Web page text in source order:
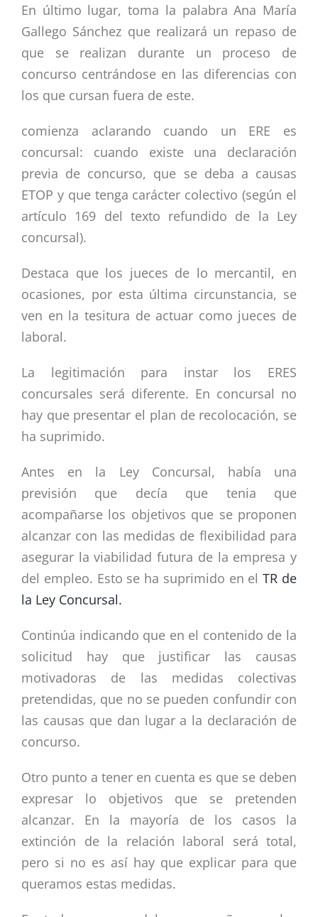
En último lugar, toma la palabra Ana María
Gallego Sánchez que realizará un repaso de
que se realizan durante un proceso de
concurso centrándose en las diferencias con
los que cursan fuera de este.
comienza aclarando cuando un ERE es
concursal: cuando existe una declaración
previa de concurso, que se deba a causas
ETOP y que tenga carácter colectivo (según el
artículo 169 del texto refundido de la Ley
concursal).
Destaca que los jueces de lo mercantil, en
ocasiones, por esta última circunstancia, se
ven en la tesitura de actuar como jueces de
laboral.
La legitimación para instar los ERES
concursales será diferente. En concursal no
hay que presentar el plan de recolocación, se
ha suprimido.
Antes en la Ley Concursal, había una
previsión que decía que tenia que
acompañarse los objetivos que se proponen
alcanzar con las medidas de flexibilidad para
asegurar la viabilidad futura de la empresa y
del empleo. Esto se ha suprimido en elTR de
la Ley Concursal.
Continúa indicando que en el contenido de la
solicitud hay que justificar las causas
motivadoras de las medidas colectivas
pretendidas, que no se pueden confundir con
las causas que dan lugar a la declaración de
concurso.
Otro punto a tener en cuenta es que se deben
expresar lo objetivos que se pretenden
alcanzar. En la mayoría de los casos la
extinción de la relación laboral será total,
pero si no es así hay que explicar para que
queramos estas medidas.